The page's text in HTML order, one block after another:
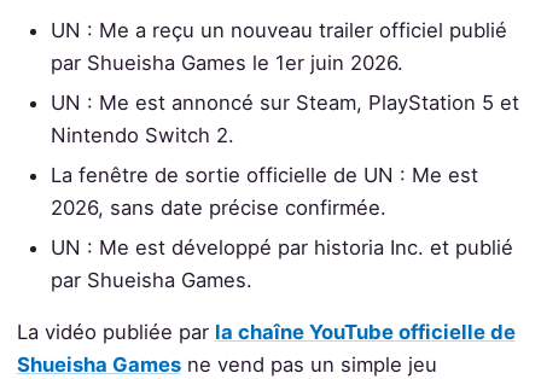
UN : Me a reçu un nouveau trailer officiel publié
par Shueisha Games le 1er juin 2026.
UN : Me est annoncé sur Steam, PlayStation 5 et
Nintendo Switch 2.
La fenêtre de sortie officielle de UN : Me est
2026, sans date précise confirmée.
UN : Me est développé par historia Inc. et publié
par Shueisha Games.
La vidéo publiée par la chaîne YouTube officielle de
Shueisha Gamesne vend pas un simple jeu